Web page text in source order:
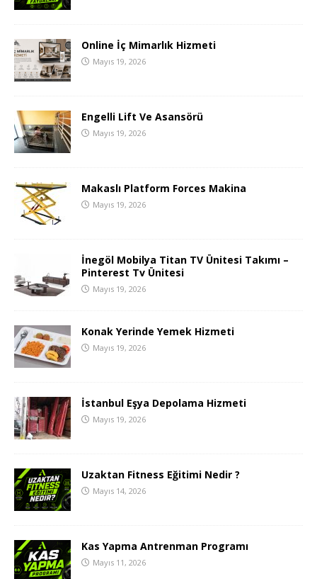
Online İç Mimarlık Hizmeti
Mayıs 19, 2026
Engelli Lift Ve Asansörü
Mayıs 19, 2026
Makaslı Platform Forces Makina
Mayıs 19, 2026
İnegöl Mobilya Titan TV Ünitesi Takımı –
Pinterest Tv Ünitesi
Mayıs 19, 2026
Konak Yerinde Yemek Hizmeti
Mayıs 19, 2026
İstanbul Eşya Depolama Hizmeti
Mayıs 19, 2026
Uzaktan Fitness Eğitimi Nedir ?
Mayıs 14, 2026
Kas Yapma Antrenman Programı
Mayıs 11, 2026